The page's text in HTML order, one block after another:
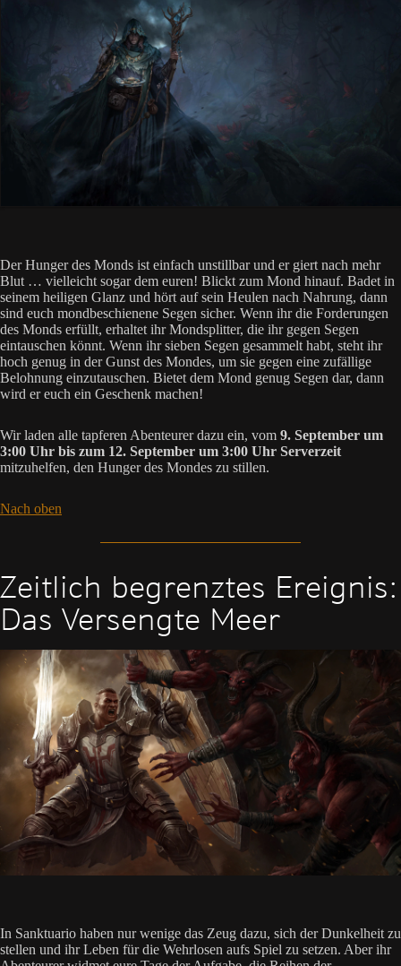
Der Hunger des Monds ist einfach unstillbar und er giert nach mehr
Blut … vielleicht sogar dem euren! Blickt zum Mond hinauf. Badet in
seinem heiligen Glanz und hört auf sein Heulen nach Nahrung, dann
sind euch mondbeschienene Segen sicher. Wenn ihr die Forderungen
des Monds erfüllt, erhaltet ihr Mondsplitter, die ihr gegen Segen
eintauschen könnt. Wenn ihr sieben Segen gesammelt habt, steht ihr
hoch genug in der Gunst des Mondes, um sie gegen eine zufällige
Belohnung einzutauschen. Bietet dem Mond genug Segen dar, dann
wird er euch ein Geschenk machen!
Wir laden alle tapferen Abenteurer dazu ein, vom 9. September um
3:00 Uhr bis zum 12. September um 3:00 Uhr Serverzeit
mitzuhelfen, den Hunger des Mondes zu stillen.
Nach oben
Zeitlich begrenztes Ereignis:
Das Versengte Meer
In Sanktuario haben nur wenige das Zeug dazu, sich der Dunkelheit zu
stellen und ihr Leben für die Wehrlosen aufs Spiel zu setzen. Aber ihr